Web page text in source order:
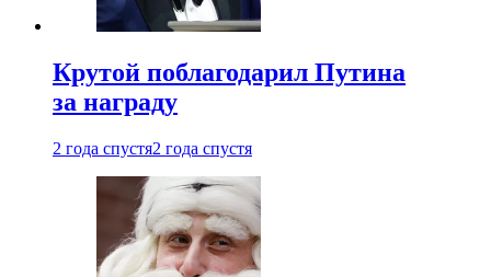
Крутой поблагодарил Путина
за награду
2 года спустя2 года спустя